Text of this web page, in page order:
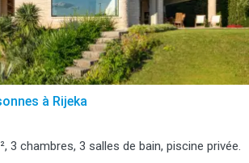
à Rijeka
3 chambres, 3 salles de bain, piscine privée.